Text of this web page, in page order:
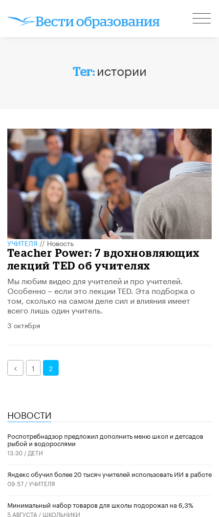
Тег: истории
УЧИТЕЛЯ//Новость
Teacher Power: 7 вдохновляющих
лекций TED об учителях
Мы любим видео для учителей и про учителей.
Особенно – если это лекции TED. Эта подборка о
том, сколько на самом деле сил и влияния имеет
всего лишь один учитель.
3 октября
Назад1 2
НОВОСТИ
Роспотребнадзор предложил дополнить меню школ и детсадов
рыбой и водорослями
13:30 / ДЕТИ
​Яндекс обучил более 20 тысяч учителей использовать ИИ в работе
09:57 /УЧИТЕЛЯ
Минимальный набор товаров для школы подорожал на 6,3%
5 АВГУСТА / ШКОЛЬНИКИ